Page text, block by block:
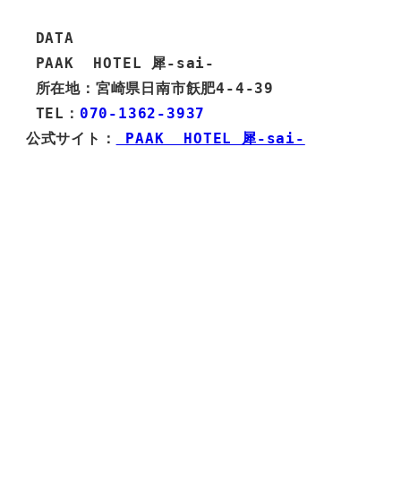
DATA
TEL： 070-1362-3937
公式サイト：
PAAK  HOTEL 犀-sai-